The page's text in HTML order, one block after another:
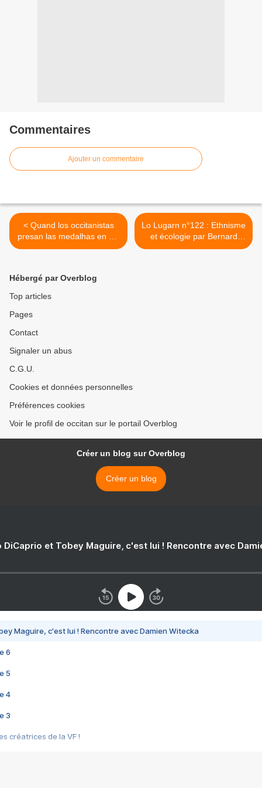
Commentaires
Ajouter un commentaire
< Quand los occitanistas
presan las medalhas en pèl
de coja
Lo Lugarn n°122 : Ethnisme
et écologie par Bernard
Fruchier >
Hébergé par Overblog
Top articles
Pages
Contact
Signaler un abus
C.G.U.
Cookies et données personnelles
Préférences cookies
Voir le profil de occitan sur le portail Overblog
Créer un blog sur Overblog
Créer un blog
DiCaprio et Tobey Maguire, c'est lui ! Rencontre avec
Maguire, c'est lui ! Rencontre avec Damien Witecka
6
5
4
3
créatrices de la VF !